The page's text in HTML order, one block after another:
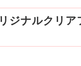
ジナルクリ